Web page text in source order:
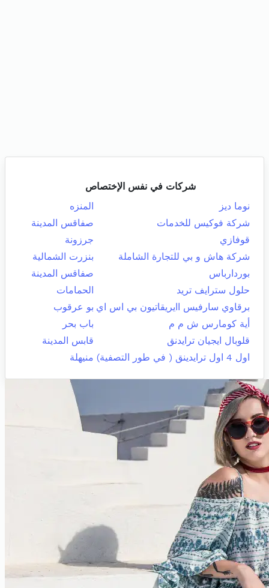
شركات في نفس الإختصاص
نوما ديز
المنزه
شركة فوكيس للخدمات
صفاقس المدينة
قوفازي
جرزونة
شركة هاش و بي للتجارة الشاملة
بنزرت الشمالية
بوردارباس
صفاقس المدينة
حلول سترايف تريد
الحمامات
برقاوي سارفيس اايريقاتيون بي اس اي بو عرقوب
أية كومارس ش م م
باب بحر
قلوبال ايجيان ترايدنق
قابس المدينة
اول 4 اول ترايدينق ( في طور التصفية)
منيهلة